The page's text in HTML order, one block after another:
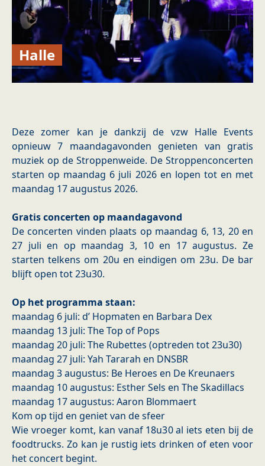
Halle
Deze zomer kan je dankzij de vzw Halle Events
opnieuw 7 maandagavonden genieten van gratis
muziek op de Stroppenweide. De Stroppenconcerten
starten op maandag 6 juli 2026 en lopen tot en met
maandag 17 augustus 2026.
Gratis concerten op maandagavond
De concerten vinden plaats op maandag 6, 13, 20 en
27 juli en op maandag 3, 10 en 17 augustus. Ze
starten telkens om 20u en eindigen om 23u. De bar
blijft open tot 23u30.
Op het programma staan:
maandag 6 juli: d’ Hopmaten en Barbara Dex
maandag 13 juli: The Top of Pops
maandag 20 juli: The Rubettes (optreden tot 23u30)
maandag 27 juli: Yah Tararah en DNSBR
maandag 3 augustus: Be Heroes en De Kreunaers
maandag 10 augustus: Esther Sels en The Skadillacs
maandag 17 augustus: Aaron Blommaert
Kom op tijd en geniet van de sfeer
Wie vroeger komt, kan vanaf 18u30 al iets eten bij de
foodtrucks. Zo kan je rustig iets drinken of eten voor
het concert begint.